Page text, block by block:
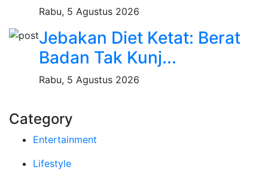
Rabu, 5 Agustus 2026
Jebakan Diet Ketat: Berat
Badan Tak Kunj...
Rabu, 5 Agustus 2026
Category
Entertainment
Lifestyle